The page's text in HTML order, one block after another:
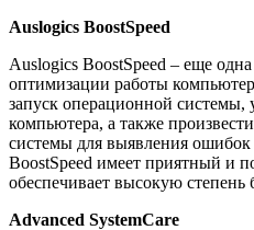
Auslogics BoostSpeed
Auslogics BoostSpeed – еще
оптимизации работы
запуск операционной системы,
компьютера, а также
системы для выявления
BoostSpeed имеет приятный и
обеспечивает высокую степень
Advanced SystemCare